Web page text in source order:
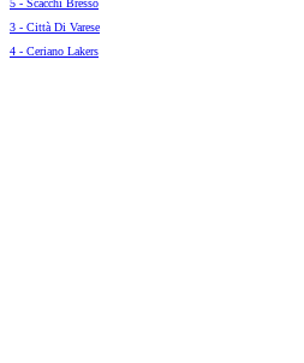
3 - Città Di Varese
4 - Ceriano Lakers